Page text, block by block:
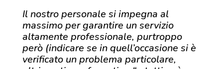
Il nostro personale si impegna al
massimo per garantire un servizio
altamente professionale, purtroppo
però (indicare se in quell’occasione si è
verificato un problema particolare,